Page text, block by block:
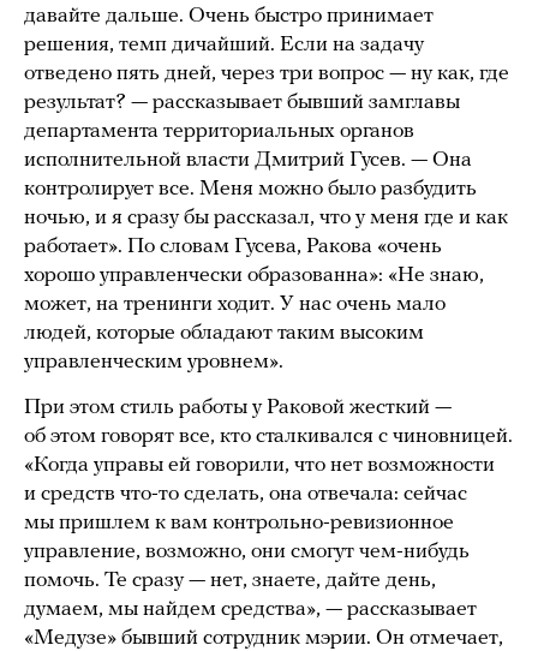
давайте дальше. Очень быстро принимает
решения, темп дичайший. Если на задачу
отведено пять дней, через три вопрос — ну как, где
результат? — рассказывает бывший замглавы
департамента территориальных органов
исполнительной власти Дмитрий Гусев. — Она
контролирует все. Меня можно было разбудить
ночью, и я сразу бы рассказал, что у меня где и как
работает». По словам Гусева, Ракова «очень
хорошо управленчески образованна»: «Не знаю,
может, на тренинги ходит. У нас очень мало
людей, которые обладают таким высоким
управленческим уровнем».
При этом стиль работы у Раковой жесткий —
об этом говорят все, кто сталкивался с чиновницей.
«Когда управы ей говорили, что нет возможности
и средств что-то сделать, она отвечала: сейчас
мы пришлем к вам контрольно-ревизионное
управление, возможно, они смогут чем-нибудь
помочь. Те сразу — нет, знаете, дайте день,
думаем, мы найдем средства», — рассказывает
«Медузе» бывший сотрудник мэрии. Он отмечает,